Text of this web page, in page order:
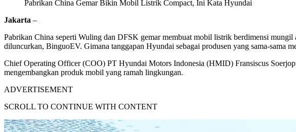
Pabrikan China Gemar Bikin Mobil Listrik Compact, Ini Kata Hyundai
Jakarta –
Pabrikan China seperti Wuling dan DFSK gemar membuat mobil listrik berdimensi
diluncurkan, BinguoEV. Gimana tanggapan Hyundai sebagai produsen yang sama-sama
Chief Operating Officer (COO) PT Hyundai Motors Indonesia (HMID) Fransiscus
mengembangkan produk mobil yang ramah lingkungan.
ADVERTISEMENT
SCROLL TO CONTINUE WITH CONTENT